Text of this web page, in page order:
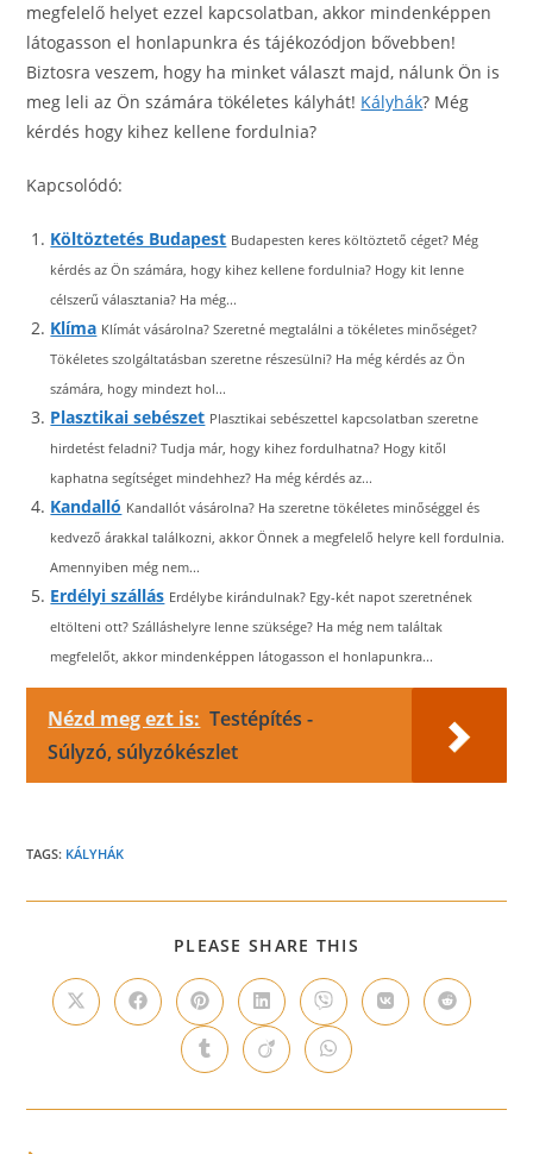
megfelelő helyet ezzel kapcsolatban, akkor mindenképpen
látogasson el honlapunkra és tájékozódjon bővebben!
Biztosra veszem, hogy ha minket választ majd, nálunk Ön is
meg leli az Ön számára tökéletes kályhát! Kályhák? Még
kérdés hogy kihez kellene fordulnia?
Kapcsolódó:
Költöztetés Budapest Budapesten keres költöztető céget? Még
kérdés az Ön számára, hogy kihez kellene fordulnia? Hogy kit lenne
célszerű választania? Ha még...
Klíma Klímát vásárolna? Szeretné megtalálni a tökéletes minőséget?
Tökéletes szolgáltatásban szeretne részesülni? Ha még kérdés az Ön
számára, hogy mindezt hol...
Plasztikai sebészet Plasztikai sebészettel kapcsolatban szeretne
hirdetést feladni? Tudja már, hogy kihez fordulhatna? Hogy kitől
kaphatna segítséget mindehhez? Ha még kérdés az...
Kandalló Kandallót vásárolna? Ha szeretne tökéletes minőséggel és
kedvező árakkal találkozni, akkor Önnek a megfelelő helyre kell fordulnia.
Amennyiben még nem...
Erdélyi szállás Erdélybe kirándulnak? Egy-két napot szeretnének
eltölteni ott? Szálláshelyre lenne szüksége? Ha még nem találtak
megfelelőt, akkor mindenképpen látogasson el honlapunkra...
Nézd meg ezt is: Testépítés -
Súlyzó, súlyzókészlet
TAGS: KÁLYHÁK
PLEASE SHARE THIS
CONTENT
Opens
in
Opens
in
window
Opens
in
a
new
window
Opens
in
a
new
window
Opens
in
a
new
window
Opens
in
Opens
in
Opens
in
new
Opens
in
new
Opens
in
new